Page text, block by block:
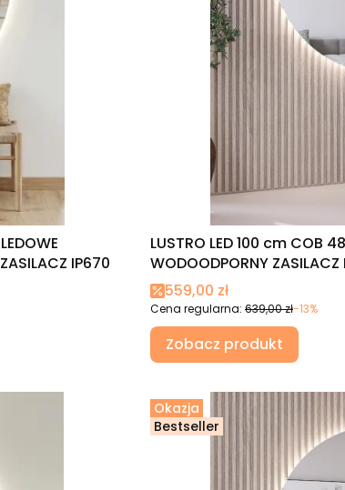
IP670
LUSTRO LED 100 cm COB
WODOODPORNY ZASILACZ
Cena promocyjna
559,00 zł
Cena regularna: 639,00 zł-13%
Zobacz produkt
Okazja
Bestseller